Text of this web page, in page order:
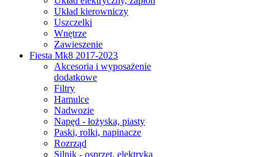
Układ kierowniczy
Uszczelki
Wnętrze
Zawieszenie
Fiesta Mk8 2017-2023
Akcesoria i wyposażenie
dodatkowe
Filtry
Hamulce
Nadwozie
Napęd - łożyska, piasty
Paski, rolki, napinacze
Rozrząd
Silnik - osprzęt, elektryka